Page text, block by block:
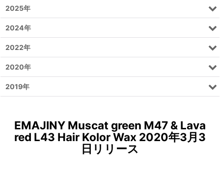
EMAJINY Muscat green M47 & Lava
red L43 Hair Kolor Wax 2020年3月3
日リリース
2025年
2024年
2022年
2020年
2019年